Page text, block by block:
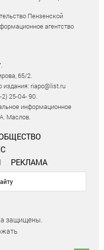
Пензенской
агентство
65/2.
издания: riapo@list.ru
25-04- 90.
информационное
Маслов.
РЕКЛАМА
защищены.